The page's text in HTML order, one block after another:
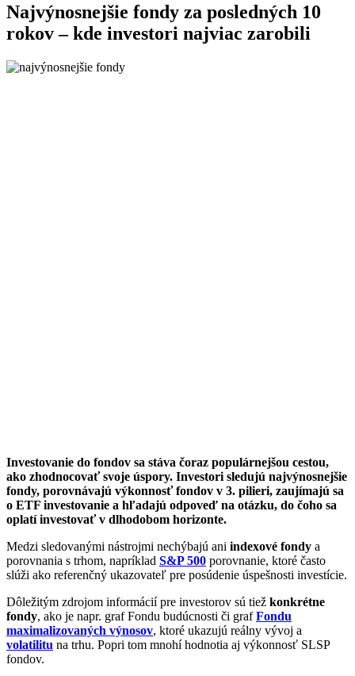
Najvýnosnejšie fondy za posledných 10
rokov – kde investori najviac zarobili
Investovanie do fondov sa stáva čoraz populárnejšou cestou,
ako zhodnocovať svoje úspory. Investori sledujú najvýnosnejšie
fondy, porovnávajú výkonnosť fondov v 3. pilieri, zaujímajú sa
o ETF investovanie a hľadajú odpoveď na otázku, do čoho sa
oplatí investovať v dlhodobom horizonte.
Medzi sledovanými nástrojmi nechýbajú ani indexové fondy a
porovnania s trhom, napríklad S&P 500 porovnanie, ktoré často
slúži ako referenčný ukazovateľ pre posúdenie úspešnosti investície.
Dôležitým zdrojom informácií pre investorov sú tiež konkrétne
fondy, ako je napr. graf Fondu budúcnosti či grafFondu
maximalizovaných výnosov, ktoré ukazujú reálny vývoj a
volatilitu na trhu. Popri tom mnohí hodnotia aj výkonnosť SLSP
fondov.